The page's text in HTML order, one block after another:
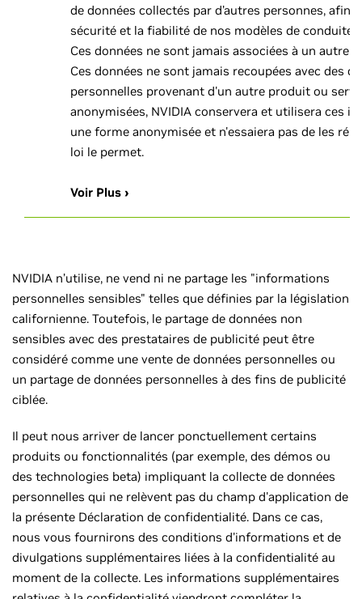
de données collectés par d’autres personnes, afin
sécurité et la fiabilité de nos modèles de conduite
Ces données ne sont jamais associées à un autre
Ces données ne sont jamais recoupées avec des
personnelles provenant d'un autre produit ou
anonymisées, NVIDIA conservera et utilisera ces
une forme anonymisée et n'essaiera pas de les
loi le permet.
Voir Plus ›
NVIDIA n’utilise, ne vend ni ne partage les "informations
personnelles sensibles" telles que définies par la législation
californienne. Toutefois, le partage de données non
sensibles avec des prestataires de publicité peut être
considéré comme une vente de données personnelles ou
un partage de données personnelles à des fins de publicité
ciblée.
Il peut nous arriver de lancer ponctuellement certains
produits ou fonctionnalités (par exemple, des démos ou
des technologies beta) impliquant la collecte de données
personnelles qui ne relèvent pas du champ d'application de
la présente Déclaration de confidentialité. Dans ce cas,
nous vous fournirons des conditions d'informations et de
divulgations supplémentaires liées à la confidentialité au
moment de la collecte. Les informations supplémentaires